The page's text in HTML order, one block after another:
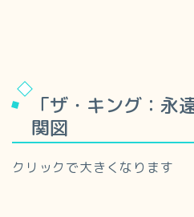
「ザ・キング：永
関図
クリックで大きくなります